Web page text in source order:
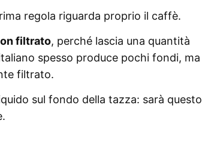
regola riguarda proprio il caffè.
filtrato, perché lascia una quantità
spesso produce pochi fondi, ma
filtrato.
sul fondo della tazza: sarà questo